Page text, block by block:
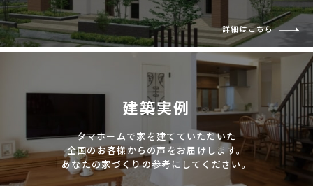
詳細はこちら
建築実例
タマホームで家を建てていただいた
全国のお客様からの声をお届けします。
あなたの家づくりの参考にしてください。